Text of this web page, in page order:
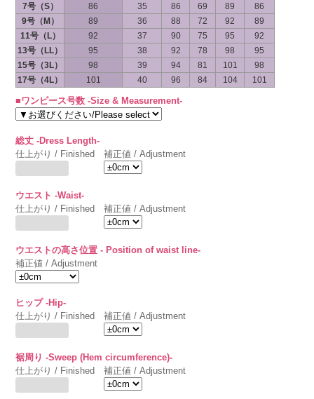
7号（S）
86 35 86 69 89
86
9号（M）
89 36 88 72 92
89
11号（L）
92 37 90 75 95
92
13号（LL）
95 38 92 78 98
95
15号（3L）
98 39 94 81 101
98
17号（4L）
101 40 96 84 104 101
■ワンピース号数 -Size & Measurement-
総丈 -Dress Length-
仕上がり / Finished
補正値 / Adjustment
ウエスト -Waist-
仕上がり / Finished
補正値 / Adjustment
ウエストの高さ位置 - Position of waist line-
補正値 / Adjustment
ヒップ -Hip-
仕上がり / Finished
補正値 / Adjustment
裾周り -Sweep (Hem circumference)-
仕上がり / Finished
補正値 / Adjustment